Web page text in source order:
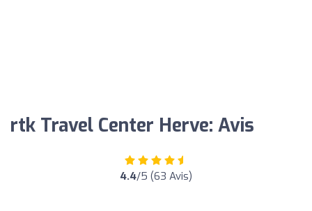
rtk Travel Center Herve: Avis
4.4/5 (63 Avis)